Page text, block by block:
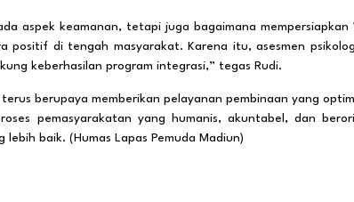
aspek keamanan, tetapi juga bagaimana mempersiapkan
positif di tengah masyarakat. Karena itu, asesmen
keberhasilan program integrasi,” tegas Rudi.
berupaya memberikan pelayanan pembinaan yang
pemasyarakatan yang humanis, akuntabel, dan
baik. (Humas Lapas Pemuda Madiun)